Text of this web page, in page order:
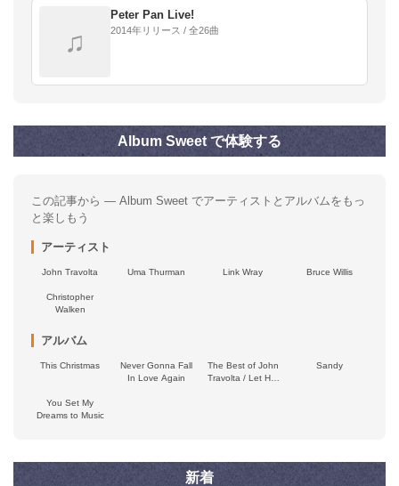
♫
Peter Pan Live!
2014年リリース / 全26曲
Album Sweet で体験する
この記事から — Album Sweet でアーティストとアルバムをもっ
と楽しもう
アーティスト
John Travolta Uma Thurman Link Wray Bruce Willis
Christopher
Walken
アルバム
This Christmas
Never Gonna Fall
In Love Again
The Best of John
Travolta / Let Her
Sandy
You Set My
Dreams to Music
新着